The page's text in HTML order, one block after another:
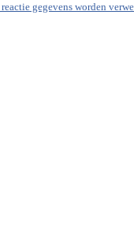
gegevens worden